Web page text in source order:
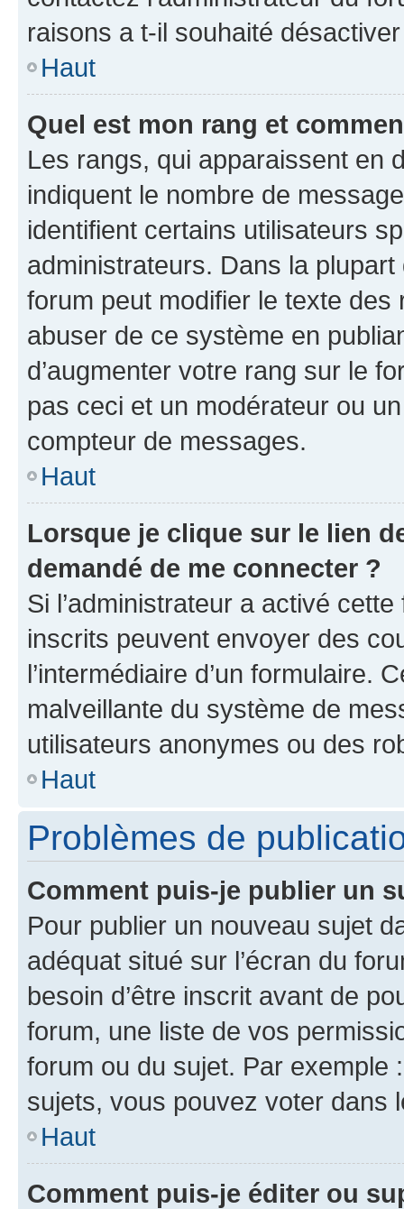
raisons a t-il souhaité
Haut
Quel est mon rang et
Les rangs, qui apparaissent en
indiquent le nombre de
identifient certains utilisateurs
administrateurs. Dans la
forum peut modifier le texte
abuser de ce système en
d’augmenter votre rang sur le
pas ceci et un modérateur ou
compteur de messages.
Haut
Lorsque je clique sur le lien
demandé de me connecter ?
Si l’administrateur a activé
inscrits peuvent envoyer des
l’intermédiaire d’un formulaire.
malveillante du système de
utilisateurs anonymes ou des
Haut
Problèmes de
Comment puis-je publier un
Pour publier un nouveau sujet
adéquat situé sur l’écran du
besoin d’être inscrit avant de
forum, une liste de vos
forum ou du sujet. Par exemple
sujets, vous pouvez voter dans
Haut
Comment puis-je éditer ou